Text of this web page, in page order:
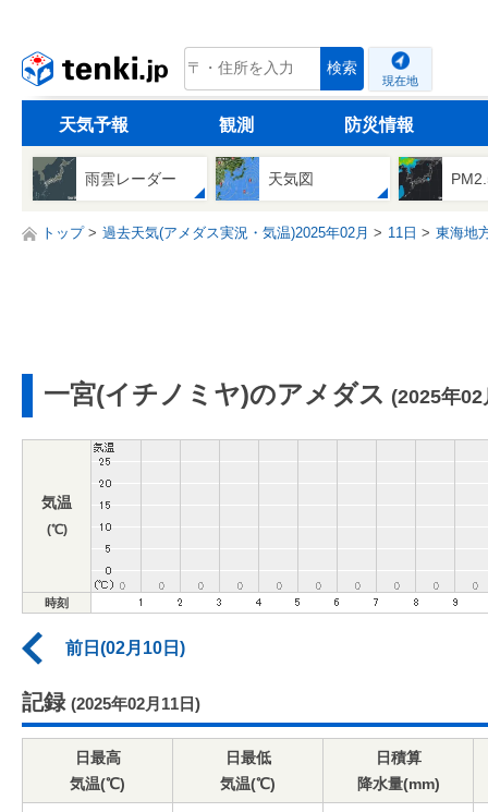
tenki.jp 検索
現在地
天気予報 観測 防災情報
雨雲レーダー 天気図
トップ 過去天気(アメダス実況・気温)2025年02月 11日 東海地
一宮(イチノミヤ)のアメダス (2025年02
気温
(℃)
時刻
前日(02月10日)
記録 (2025年02月11日)
日最高
気温(℃)
日最低
気温(℃)
日積算
降水量(mm)